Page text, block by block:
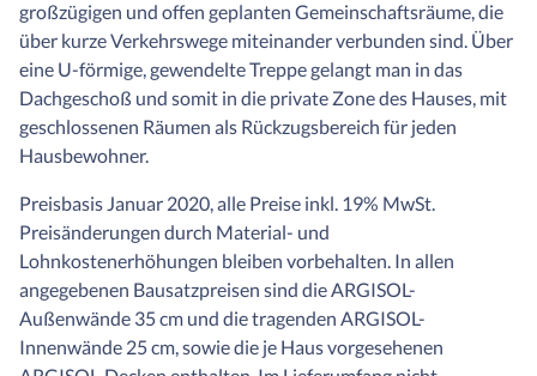
großzügigen und offen geplanten Gemeinschaftsräume, die
über kurze Verkehrswege miteinander verbunden sind. Über
eine U-förmige, gewendelte Treppe gelangt man in das
Dachgeschoß und somit in die private Zone des Hauses, mit
geschlossenen Räumen als Rückzugsbereich für jeden
Hausbewohner.
Preisbasis Januar 2020, alle Preise inkl. 19% MwSt.
Preisänderungen durch Material- und
Lohnkostenerhöhungen bleiben vorbehalten. In allen
angegebenen Bausatzpreisen sind die ARGISOL-
Außenwände 35 cm und die tragenden ARGISOL-
Innenwände 25 cm, sowie die je Haus vorgesehenen